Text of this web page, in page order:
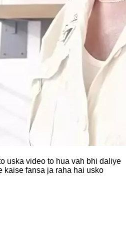
uska video to hua vah bhi daliye
kaise fansa ja raha hai usko